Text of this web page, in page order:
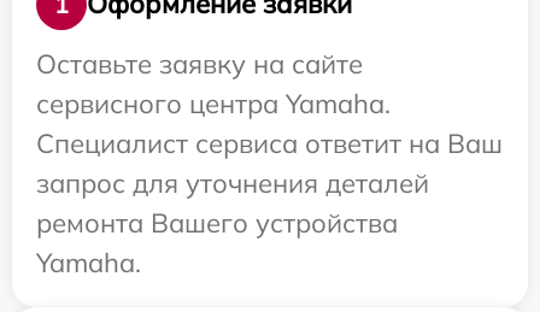
Оставьте заявку на сайте
сервисного центра Yamaha.
Специалист сервиса ответит на Ваш
запрос для уточнения деталей
ремонта Вашего устройства
Yamaha.